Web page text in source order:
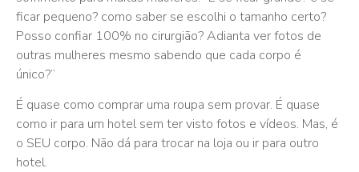
ficar pequeno? como saber se escolhi o tamanho certo?
Posso confiar 100% no cirurgião? Adianta ver fotos de
outras mulheres mesmo sabendo que cada corpo é
único?”
É quase como comprar uma roupa sem provar. É quase
como ir para um hotel sem ter visto fotos e vídeos. Mas, é
o SEU corpo. Não dá para trocar na loja ou ir para outro
hotel.